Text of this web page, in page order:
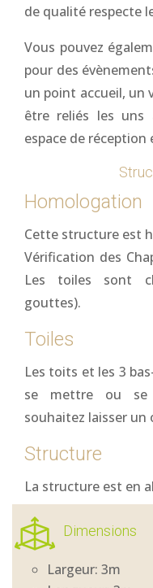
de qualité respecte
Vous pouvez
pour des
un point accueil, un
être reliés les
espace de réception
Homologation
Cette structure est
Vérification des
Les toiles sont
gouttes).
Toiles
Les toits et les 3
se mettre ou se
souhaitez laisser un
Structure
La structure est en
Dimensions
Largeur: 3m